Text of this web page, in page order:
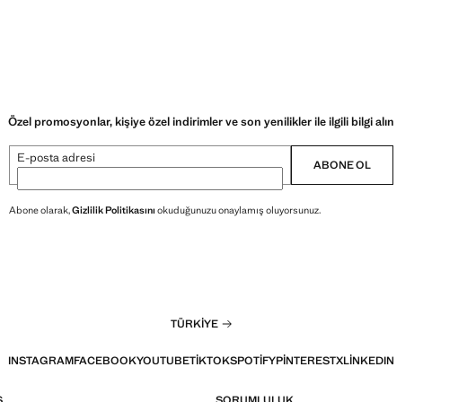
Özel promosyonlar, kişiye özel indirimler ve son yenilikler ile ilgili bilgi alın
E-posta adresi ABONE OL
Abone olarak,Gizlilik Politikasını okuduğunuzu onaylamış oluyorsunuz.
TÜRKIYE
INSTAGRAMFACEBOOKYOUTUBETIKTOKSPOTIFYPINTERESTXLINKEDIN